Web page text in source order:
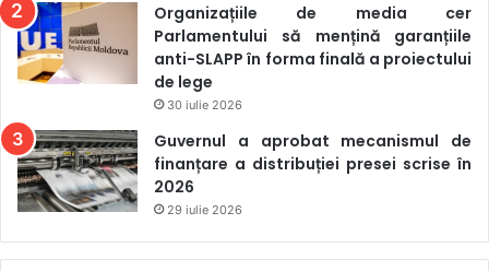
Organizațiile de media cer
Parlamentului să mențină garanțiile
anti-SLAPP în forma finală a proiectului
de lege
30 iulie 2026
Guvernul a aprobat mecanismul de
finanțare a distribuției presei scrise în
2026
29 iulie 2026